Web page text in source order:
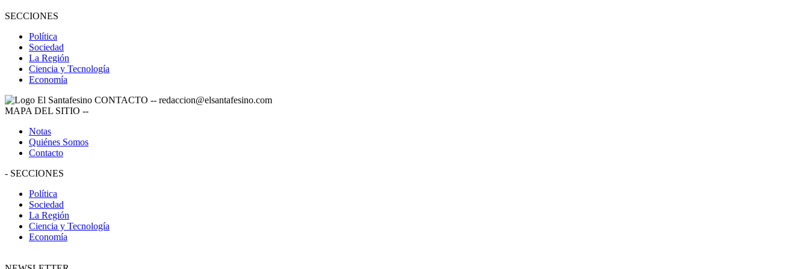
SECCIONES
Política
Sociedad
La Región
Ciencia y Tecnología
Economía
CONTACTO -- redaccion@elsantafesino.com
MAPA DEL SITIO --
Notas
Quiénes Somos
Contacto
- SECCIONES
Política
Sociedad
La Región
Ciencia y Tecnología
Economía